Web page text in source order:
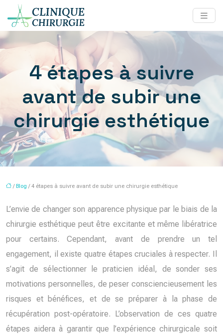
4 étapes à suivre
avant de subir une
chirurgie esthétique
/ Blog / 4 étapes à suivre avant de subir une chirurgie esthétique
L’envie de changer son apparence physique par le biais de la
chirurgie esthétique peut être excitante et même libératrice
pour certains. Cependant, avant de prendre un tel
engagement, il existe quatre étapes cruciales à respecter. Il
s’agit de sélectionner le praticien idéal, de sonder ses
motivations personnelles, de peser consciencieusement les
risques et bénéfices, et de se préparer à la phase de
récupération post-opératoire. L’observation de ces quatre
étapes aidera à garantir que l’expérience chirurgicale soit